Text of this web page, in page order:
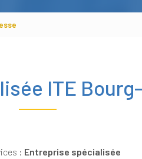
ITE
: Entreprise spécialisée